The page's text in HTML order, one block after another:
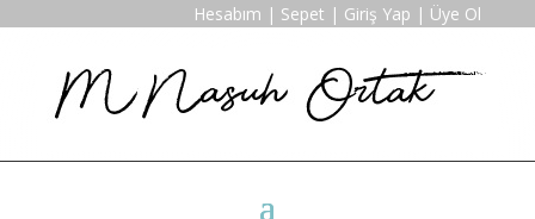
Hesabım | Sepet | Giriş Yap | Üye Ol